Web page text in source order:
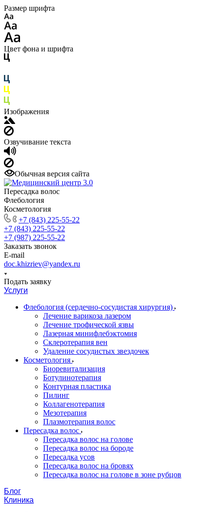
Размер шрифта
Цвет фона и шрифта
Изображения
Озвучивание текста
Обычная версия сайта
Пересадка волос
Флебология
Косметология
+7 (843) 225-55-22
+7 (843) 225-55-22
+7 (987) 225-55-22
Заказать звонок
E-mail
doc.khizriev@yandex.ru
Подать заявку
Услуги
Флебология (сердечно-сосудистая хирургия)
Лечение варикоза лазером
Лечение трофической язвы
Лазерная минифлебэктомия
Cклеротерапия вен
Удаление сосудистых звездочек
Косметология
Биоревитализация
Ботулинотерапия
Контурная пластика
Пилинг
Коллагенотерапия
Мезотерапия
Плазмотерапия волос
Пересадка волос
Пересадка волос на голове
Пересадка волос на бороде
Пересадка усов
Пересадка волос на бровях
Пересадка волос на голове в зоне рубцов
Блог
Клиника